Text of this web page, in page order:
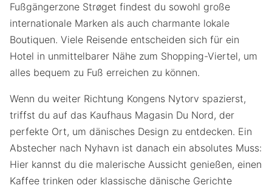
Fußgängerzone Strøget findest du sowohl große
internationale Marken als auch charmante lokale
Boutiquen. Viele Reisende entscheiden sich für ein
Hotel in unmittelbarer Nähe zum Shopping-Viertel, um
alles bequem zu Fuß erreichen zu können.
Wenn du weiter Richtung Kongens Nytorv spazierst,
triffst du auf das Kaufhaus Magasin Du Nord, der
perfekte Ort, um dänisches Design zu entdecken. Ein
Abstecher nach Nyhavn ist danach ein absolutes Muss:
Hier kannst du die malerische Aussicht genießen, einen
Kaffee trinken oder klassische dänische Gerichte